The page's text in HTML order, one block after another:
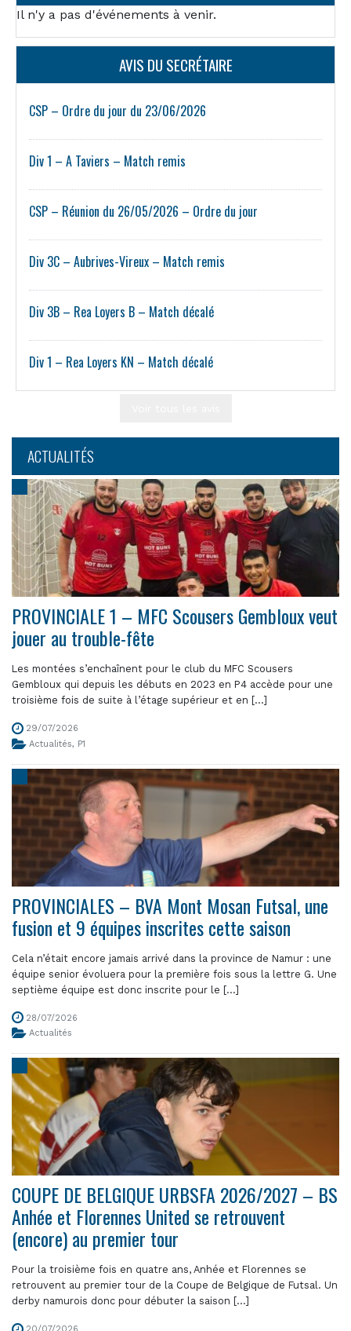
Il n'y a pas d'événements à venir.
AVIS DU SECRÉTAIRE
CSP – Ordre du jour du 23/06/2026
Div 1 – A Taviers – Match remis
CSP – Réunion du 26/05/2026 – Ordre du jour
Div 3C – Aubrives-Vireux – Match remis
Div 3B – Rea Loyers B – Match décalé
Div 1 – Rea Loyers KN – Match décalé
ACTUALITÉS
PROVINCIALE 1 – MFC Scousers Gembloux veut
jouer au trouble-fête
Les montées s’enchaînent pour le club du MFC Scousers
Gembloux qui depuis les débuts en 2023 en P4 accède pour une
troisième fois de suite à l’étage supérieur et en [...]
29/07/2026
Actualités, P1
PROVINCIALES – BVA Mont Mosan Futsal, une
fusion et 9 équipes inscrites cette saison
Cela n’était encore jamais arrivé dans la province de Namur : une
équipe senior évoluera pour la première fois sous la lettre G. Une
septième équipe est donc inscrite pour le [...]
28/07/2026
Actualités
COUPE DE BELGIQUE URBSFA 2026/2027 – BS
Anhée et Florennes United se retrouvent
(encore) au premier tour
Pour la troisième fois en quatre ans, Anhée et Florennes se
retrouvent au premier tour de la Coupe de Belgique de Futsal. Un
derby namurois donc pour débuter la saison [...]